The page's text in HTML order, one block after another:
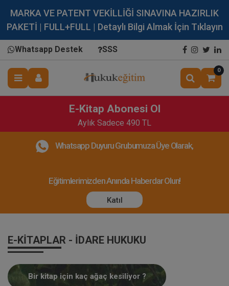
MARKA VE PATENT VEKİLLİĞİ SINAVINA HAZIRLIK
PAKETİ | FULL+FULL | Detaylı Bilgi Almak İçin Tıklayın
Whatsapp Destek SSS
0
E-Kitap Abonesi Ol
Aylık Sadece 490 TL
Whatsapp Duyuru Grubumuza Üye Olarak,
Eğitimlerimizden Anında Haberdar Olun!
Katıl
E-KITAPLAR - İDARE HUKUKU
Bir kitap için kaç ağaç kesiliyor ?